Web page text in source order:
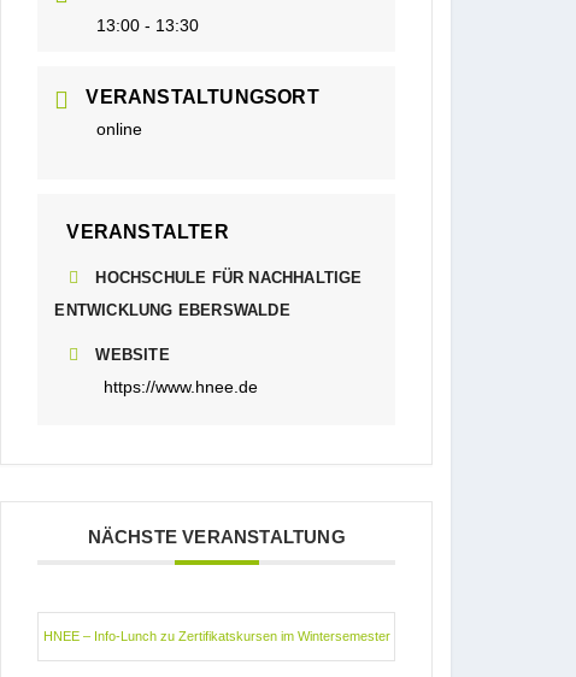
13:00 - 13:30
VERANSTALTUNGSORT
online
VERANSTALTER
HOCHSCHULE FÜR NACHHALTIGE
ENTWICKLUNG EBERSWALDE
WEBSITE
https://www.hnee.de
NÄCHSTE VERANSTALTUNG
HNEE – Info-Lunch zu Zertifikatskursen im Wintersemester